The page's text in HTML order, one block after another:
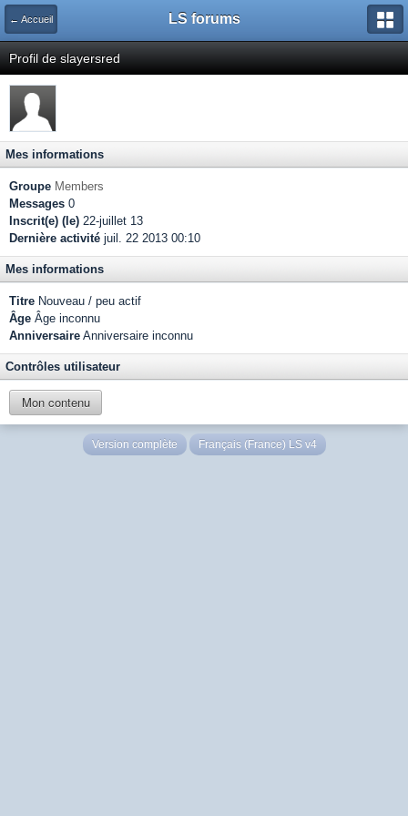
← Accueil LS forums
Profil de slayersred
Mes informations
Groupe Members
Messages 0
Inscrit(e) (le) 22-juillet 13
Dernière activité juil. 22 2013 00:10
Mes informations
Titre Nouveau / peu actif
Âge Âge inconnu
Anniversaire Anniversaire inconnu
Contrôles utilisateur
Mon contenu
Version complète Français (France) LS v4